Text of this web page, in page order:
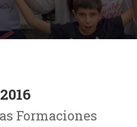
Formaciones